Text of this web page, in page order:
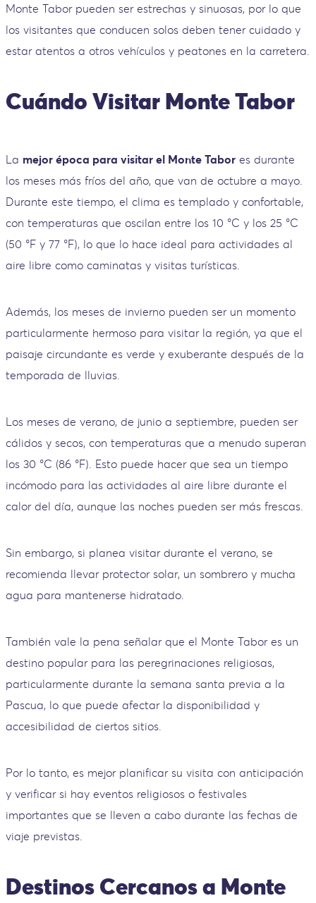
Monte Tabor pueden ser estrechas y sinuosas, por lo que
los visitantes que conducen solos deben tener cuidado y
estar atentos a otros vehículos y peatones en la carretera.
Cuándo Visitar Monte Tabor
La mejor época para visitar el Monte Tabor es durante
los meses más fríos del año, que van de octubre a mayo.
Durante este tiempo, el clima es templado y confortable,
con temperaturas que oscilan entre los 10 °C y los 25 °C
(50 °F y 77 °F), lo que lo hace ideal para actividades al
aire libre como caminatas y visitas turísticas.
Además, los meses de invierno pueden ser un momento
particularmente hermoso para visitar la región, ya que el
paisaje circundante es verde y exuberante después de la
temporada de lluvias.
Los meses de verano, de junio a septiembre, pueden ser
cálidos y secos, con temperaturas que a menudo superan
los 30 °C (86 °F). Esto puede hacer que sea un tiempo
incómodo para las actividades al aire libre durante el
calor del día, aunque las noches pueden ser más frescas.
Sin embargo, si planea visitar durante el verano, se
recomienda llevar protector solar, un sombrero y mucha
agua para mantenerse hidratado.
También vale la pena señalar que el Monte Tabor es un
destino popular para las peregrinaciones religiosas,
particularmente durante la semana santa previa a la
Pascua, lo que puede afectar la disponibilidad y
accesibilidad de ciertos sitios.
Por lo tanto, es mejor planificar su visita con anticipación
y verificar si hay eventos religiosos o festivales
importantes que se lleven a cabo durante las fechas de
viaje previstas.
Destinos Cercanos a Monte